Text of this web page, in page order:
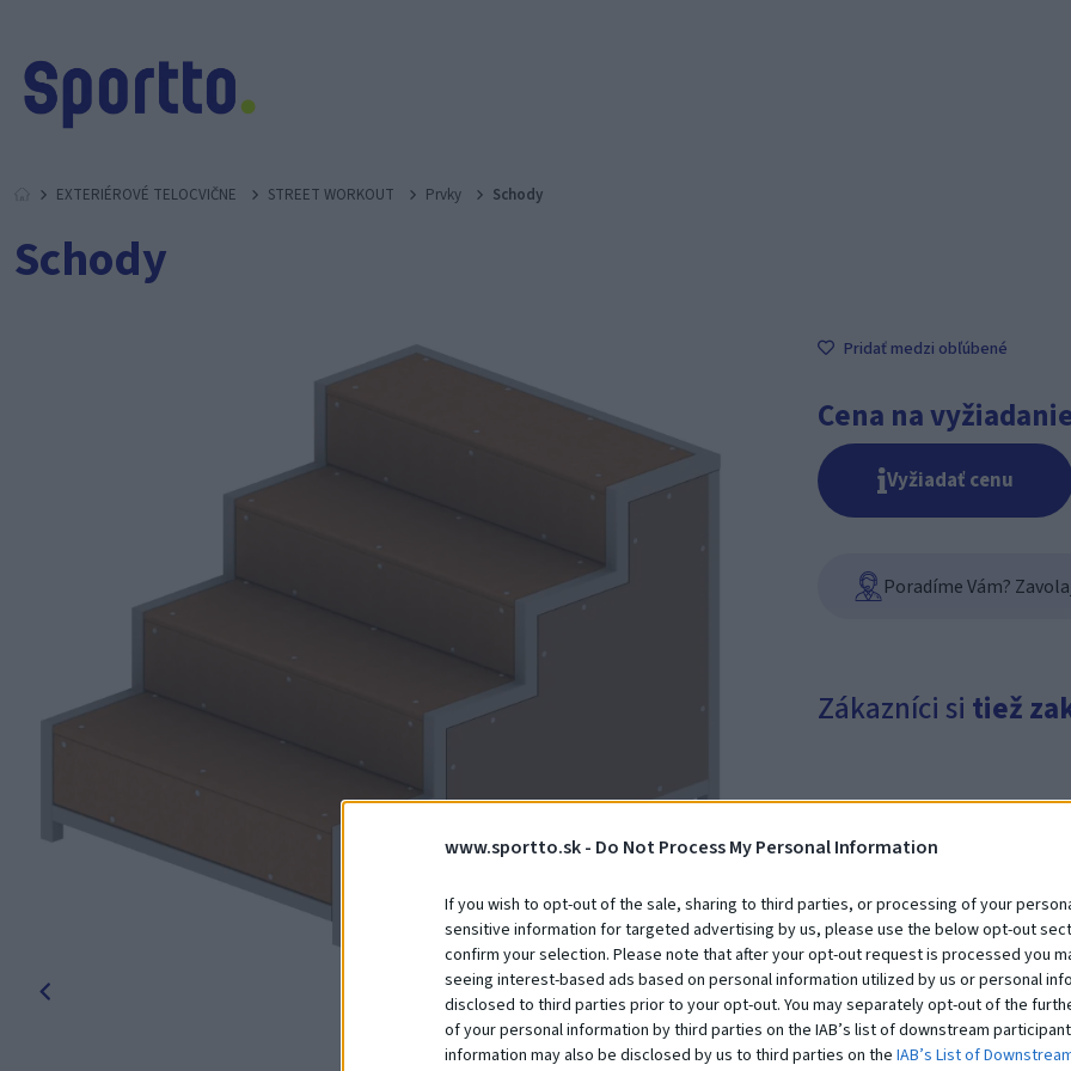
www.sportto.sk - Do Not Process My Personal Information
If you wish to opt-out of the sale, sharing to third parties, or processing of your
sensitive information for targeted advertising by us, please use the below opt-out
confirm your selection. Please note that after your opt-out request is processed you
seeing interest-based ads based on personal information utilized by us or personal
disclosed to third parties prior to your opt-out. You may separately opt-out of the
of your personal information by third parties on the IAB’s list of downstream
information may also be disclosed by us to third parties on the IAB’s List of
EXTERIÉROVÉ TELOCVIČNE STREET WORKOUT Prvky Schody
Schody
Pridať medzi obľúbené
Cena na
Vyžiadať cenu
Poradíme Vám?
Zákazníci si tiež
Debna 1000 x 1000 x 450
Na dopyt